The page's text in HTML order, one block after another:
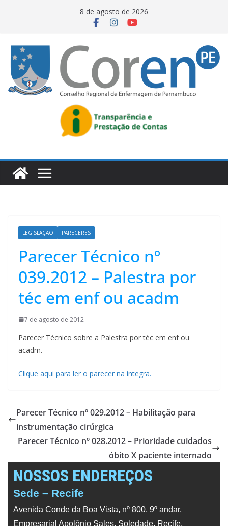
8 de agosto de 2026
LEGISLAÇÃO PARECERES
Parecer Técnico nº
039.2012 – Palestra por
téc em enf ou acadm
7 de agosto de 2012
Parecer Técnico sobre a Palestra por téc em enf ou
acadm.
Clique aqui para ler o parecer na íntegra.
Parecer Técnico nº 029.2012 – Habilitação para
instrumentação cirúrgica
Parecer Técnico nº 028.2012 – Prioridade cuidados
óbito X paciente internado
NOSSOS ENDEREÇOS
Sede – Recife
Avenida Conde da Boa Vista, nº 800, 9º andar,
Empresarial Apolônio Sales, Soledade, Recife,